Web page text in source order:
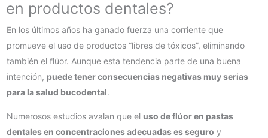
en productos dentales?
En los últimos años ha ganado fuerza una corriente que
promueve el uso de productos “libres de tóxicos”, eliminando
también el flúor. Aunque esta tendencia parte de una buena
intención, puede tener consecuencias negativas muy serias
para la salud bucodental.
Numerosos estudios avalan que el uso de flúor en pastas
dentales en concentraciones adecuadas es seguro y